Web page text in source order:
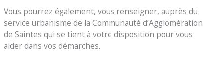
Vous pourrez également, vous renseigner, auprès du
service urbanisme de la Communauté d’Agglomération
de Saintes qui se tient à votre disposition pour vous
aider dans vos démarches.